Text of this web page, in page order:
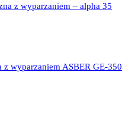
z wyparzaniem – alpha 35
z wyparzaniem ASBER GE-350